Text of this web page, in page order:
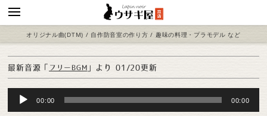
オリジナル曲(DTM) / 自作防音室の作り方 / 趣味の料理・プラモデル など
最新音源「 フリーBGM 」より 01/20更新
Audio
Player
00:00 00:00